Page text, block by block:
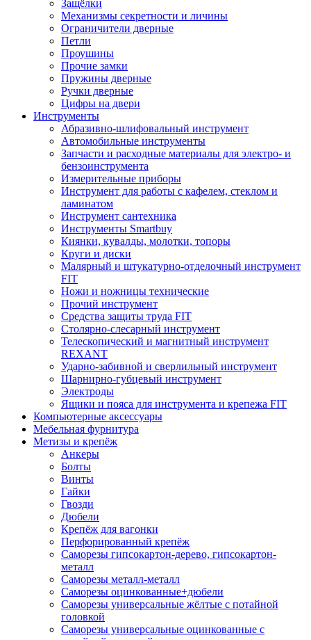
Защёлки
Механизмы секретности и личины
Ограничители дверные
Петли
Проушины
Прочие замки
Пружины дверные
Ручки дверные
Цифры на двери
Инструменты
Абразивно-шлифовальный инструмент
Автомобильные инструменты
Запчасти и расходные материалы для электро- и
бензоинструмента
Измерительные приборы
Инструмент для работы с кафелем, стеклом и
ламинатом
Инструмент сантехника
Инструменты Smartbuy
Киянки, кувалды, молотки, топоры
Круги и диски
Малярный и штукатурно-отделочный инструмент
FIT
Ножи и ножницы технические
Прочий инструмент
Средства защиты труда FIT
Столярно-слесарный инструмент
Телескопический и магнитный инструмент
REXANT
Ударно-забивной и сверлильный инструмент
Шарнирно-губцевый инструмент
Электроды
Ящики и пояса для инструмента и крепежа FIT
Компьютерные аксессуары
Мебельная фурнитура
Метизы и крепёж
Анкеры
Болты
Винты
Гайки
Гвозди
Дюбели
Крепёж для вагонки
Перфорированный крепёж
Саморезы гипсокартон-дерево, гипсокартон-
металл
Саморезы металл-металл
Саморезы оцинкованные+дюбели
Саморезы универсальные жёлтые с потайной
головкой
Саморезы универсальные оцинкованные с